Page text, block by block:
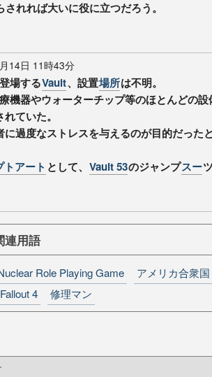
れれば大いに役に立つだろう。
14日 11時43分
場するVault、設置場所は不明。
機器やウォーターチップ等のほとんどの設
ていた。
過度なストレスを与えるのが目的だった
トアート として、 Vault 53のジャンプスー
連用語
Role Playing Game アメリカ合衆国
4 修理マン